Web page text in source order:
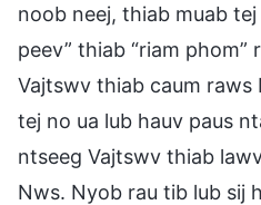
noob neej, thiab muab
peev” thiab “riam phom”
Vajtswv thiab caum raws
tej no ua lub hauv paus
ntseeg Vajtswv thiab
Nws. Nyob rau tib lub sij